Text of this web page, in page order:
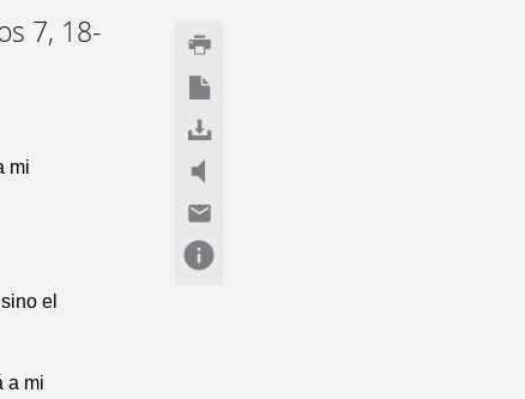
7, 18-
mi
el
a mi